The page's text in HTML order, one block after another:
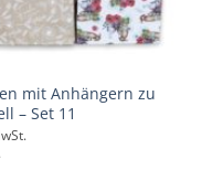
mit Anhängern zu
– Set 11